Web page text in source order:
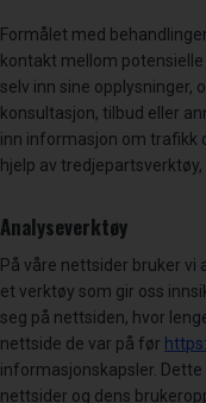
Formålet med
kontakt mellom
selv inn sine opplysninger,
konsultasjon, tilbud eller
inn informasjon om trafikk
hjelp av tredjepartsverktøy,
Analyseverktøy
På våre nettsider bruker vi
et verktøy som gir oss
seg på nettsiden, hvor
nettside de var på før
informasjonskapsler.
nettsider og dens